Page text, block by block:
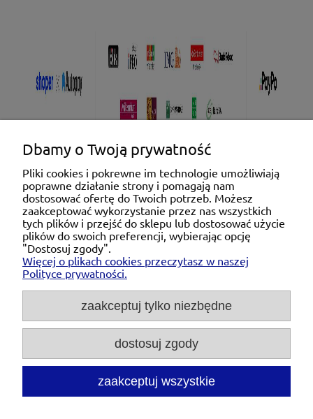
Pomoc
Moje konto
Płatności i dostawa
O nas
Michał Niedźwiecki Dobra Armatura, ul. Krakowska
28d/5, 71-021 Szczecin, woj. zachodniopomorskie,
697476240pon. - pt. 08:00-18:00 |
Mail:kontakt@dobraarmatura.pl
Dbamy o Twoją prywatność
Pliki cookies i pokrewne im technologie umożliwiają
poprawne działanie strony i pomagają nam
dostosować ofertę do Twoich potrzeb. Możesz
zaakceptować wykorzystanie przez nas wszystkich
tych plików i przejść do sklepu lub dostosować użycie
plików do swoich preferencji, wybierając opcję
"Dostosuj zgody".
Więcej o plikach cookies przeczytasz w naszej
Polityce prywatności.
zaakceptuj tylko niezbędne
dostosuj zgody
zaakceptuj wszystkie